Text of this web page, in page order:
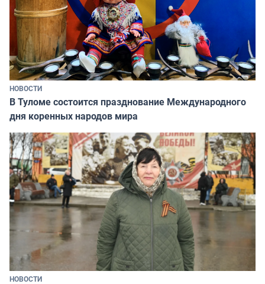
НОВОСТИ
В Туломе состоится празднование Международного
дня коренных народов мира
НОВОСТИ